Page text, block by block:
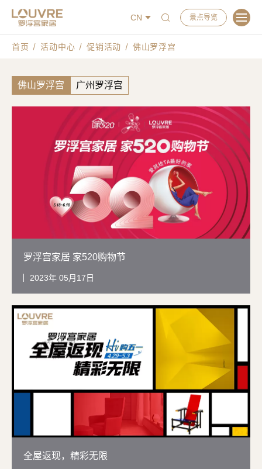
CN 景点导览
首页 活动中心 促销活动 佛山罗浮宫
佛山罗浮宫 广州罗浮宫
罗浮宫家居 家520购物节
05月17日
2023
全屋返现，精彩无限